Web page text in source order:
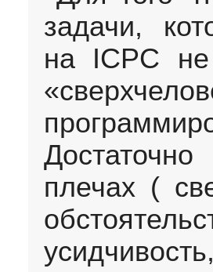
задачи,
на ICPC не
плечах (